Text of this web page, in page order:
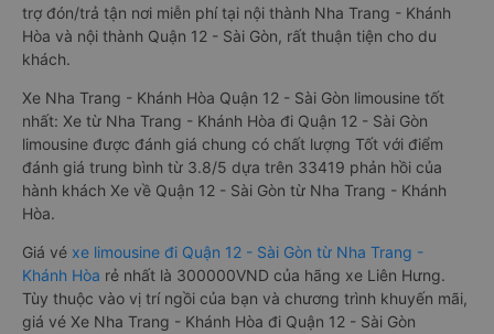
trợ đón/trả tận nơi miễn phí tại nội thành Nha Trang - Khánh
Hòa và nội thành Quận 12 - Sài Gòn, rất thuận tiện cho du
khách.
Xe Nha Trang - Khánh Hòa Quận 12 - Sài Gòn limousine tốt
nhất: Xe từ Nha Trang - Khánh Hòa đi Quận 12 - Sài Gòn
limousine được đánh giá chung có chất lượng Tốt với điểm
đánh giá trung bình từ 3.8/5 dựa trên 33419 phản hồi của
hành khách Xe về Quận 12 - Sài Gòn từ Nha Trang - Khánh
Hòa.
Giá vé xe limousine đi Quận 12 - Sài Gòn từ Nha Trang -
Khánh Hòa rẻ nhất là 300000VND của hãng xe Liên Hưng.
Tùy thuộc vào vị trí ngồi của bạn và chương trình khuyến mãi,
giá vé Xe Nha Trang - Khánh Hòa đi Quận 12 - Sài Gòn